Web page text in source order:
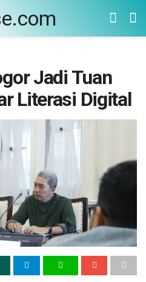
Jadi Tuan
Literasi Digital